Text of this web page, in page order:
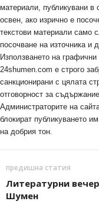
материали, публикувани в
освен, ако изрично е
текстови материали само
посочване на източника и
Използването на
24shumen.com е строго
санкционирани с цялата
отговорност за
Администраторите на
блокират публикуването
на добрия тон.
предишна статия
Литературни
Шумен